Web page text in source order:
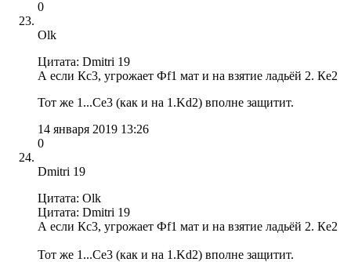
0
Olk
Цитата: Dmitri 19
А если Кс3, угрожает Фf1 мат и на взятие ладьёй 2. Кe2
Тот же 1...Сe3 (как и на 1.Kd2) вполне защитит.
14 января 2019 13:26
0
Dmitri 19
Цитата: Olk
Цитата: Dmitri 19
А если Кс3, угрожает Фf1 мат и на взятие ладьёй 2. Кe2
Тот же 1...Сe3 (как и на 1.Kd2) вполне защитит.